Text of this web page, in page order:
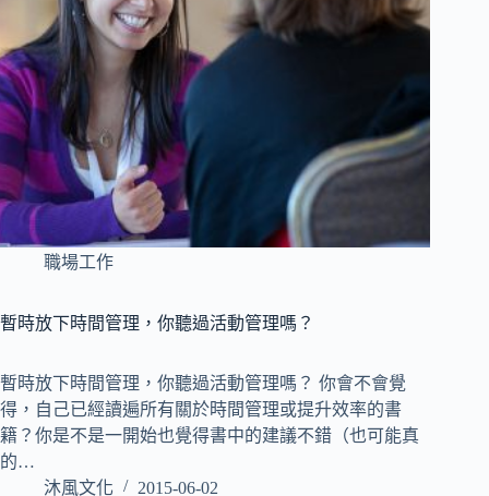
職場工作
暫時放下時間管理，你聽過活動管理嗎？
暫時放下時間管理，你聽過活動管理嗎？ 你會不會覺
得，自己已經讀遍所有關於時間管理或提升效率的書
籍？你是不是一開始也覺得書中的建議不錯（也可能真
的…
沐風文化
2015-06-02